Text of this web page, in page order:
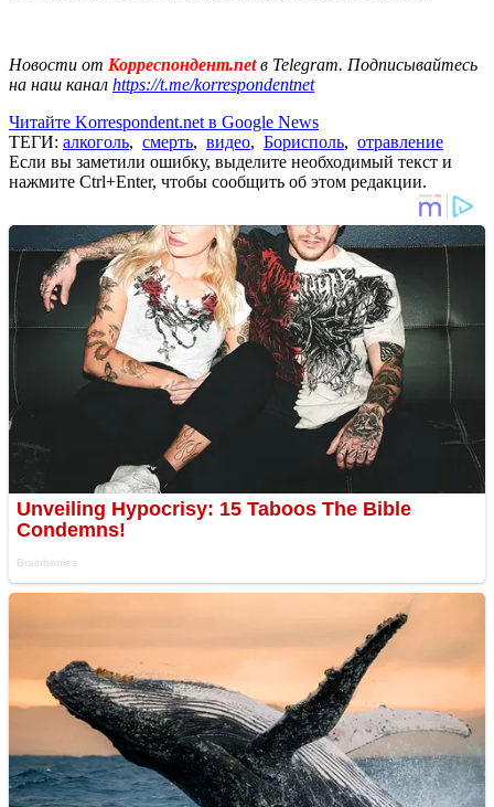
Новости от Корреспондент.netв Telegram. Подписывайтесь
на наш канал https://t.me/korrespondentnet
Читайте Korrespondent.net в Google News
ТЕГИ: алкоголь, смерть, видео, Борисполь, отравление
Если вы заметили ошибку, выделите необходимый текст и
нажмите Ctrl+Enter, чтобы сообщить об этом редакции.